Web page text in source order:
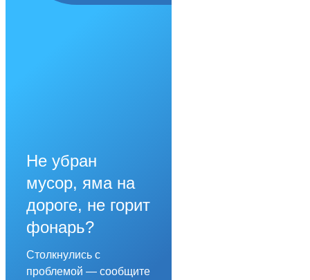
Не убран
мусор, яма на
дороге, не горит
фонарь?
Столкнулись с
проблемой — сообщите